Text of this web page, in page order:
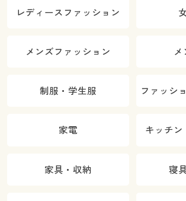
レディースファッション
メンズファッション
制服・学生服 ファッシ
家電 キッチ
家具・収納 寝